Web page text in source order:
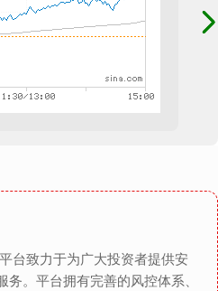
台致力于为广大投资者提供安
。平台拥有完善的风控体系、